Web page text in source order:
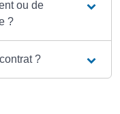
ou de
?
?